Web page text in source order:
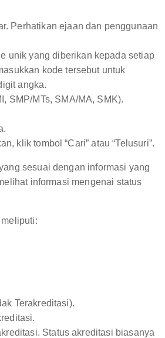
Perhatikan ejaan dan penggunaan
unik yang diberikan kepada setiap
kode tersebut untuk
angka.
SMP/MTs, SMA/MA, SMK).
klik tombol “Cari” atau “Telusuri”.
sesuai dengan informasi yang
informasi mengenai status
Terakreditasi).
Status akreditasi biasanya